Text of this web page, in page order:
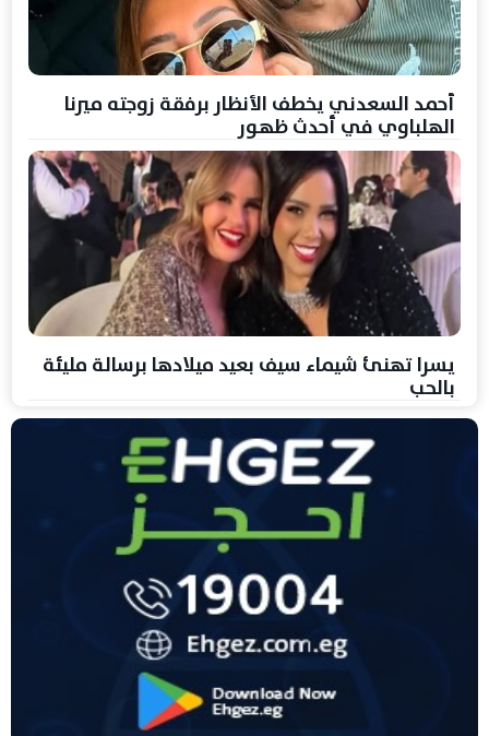
أحمد السعدني يخطف الأنظار برفقة زوجته ميرنا
الهلباوي في أحدث ظهور
يسرا تهنئ شيماء سيف بعيد ميلادها برسالة مليئة
بالحب